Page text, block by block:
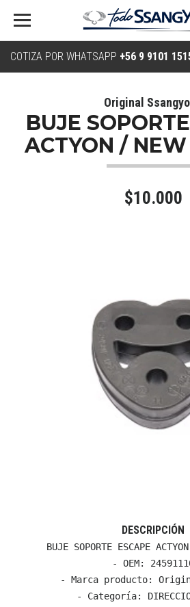
COTIZA POR WHATSAPP +56 9 9101
Original
BUJE
ACTYON /
$10.000
DESCRIPCIÓN
BUJE SOPORTE ESCAPE
- OEM:
- Marca producto:
- Categoría: